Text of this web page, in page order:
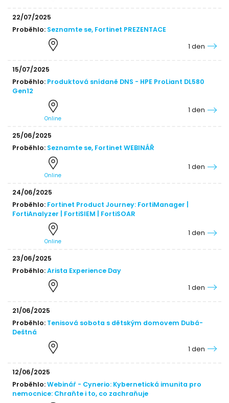
22/07/2025
Proběhlo:Seznamte se, Fortinet PREZENTACE
1 den
15/07/2025
Proběhlo:Produktová snídaně DNS - HPE ProLiant DL580
Gen12
Online
1 den
25/06/2025
Proběhlo:Seznamte se, Fortinet WEBINÁŘ
Online
1 den
24/06/2025
Proběhlo:Fortinet Product Journey: FortiManager |
FortiAnalyzer | FortiSIEM | FortiSOAR
Online
1 den
23/06/2025
Proběhlo:Arista Experience Day
1 den
21/06/2025
Proběhlo:Tenisová sobota s dětským domovem Dubá-
Deštná
1 den
12/06/2025
Proběhlo:Webinář - Cynerio: Kybernetická imunita pro
nemocnice: Chraňte i to, co zachraňuje